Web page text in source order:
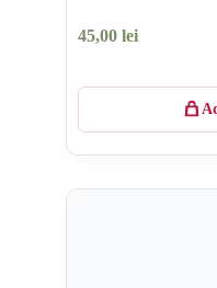
45,00 lei